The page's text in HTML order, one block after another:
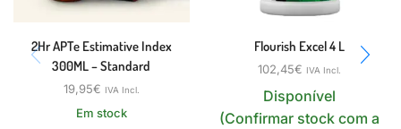
2Hr APTe Estimative Index
300ML – Standard
19,95€ IVA Incl.
Em stock
Flourish Excel 4 L
102,45€ IVA Incl.
Disponível
(Confirmar stock com a